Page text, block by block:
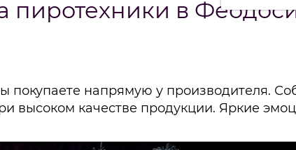
пиротехники в
покупаете напрямую у производителя.
высоком качестве продукции. Яркие